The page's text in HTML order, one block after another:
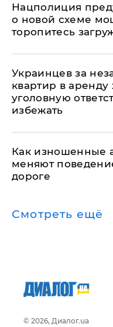
Нацполиция
о новой схеме
торопитесь
Украинцев за
квартир в
уголовную
избежать
Как изношенные
меняют
дороге
Смотреть ещё
© 2026, Диалог.ua